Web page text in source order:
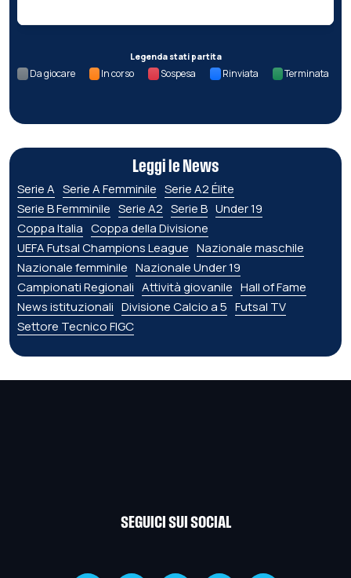
Legenda stati partita
Da giocare In corso Sospesa Rinviata Terminata
Leggi le News
Serie A Serie A Femminile Serie A2 Élite
Serie B Femminile Serie A2 Serie B Under 19
Coppa Italia Coppa della Divisione
UEFA Futsal Champions League Nazionale maschile
Nazionale femminile Nazionale Under 19
Campionati Regionali Attività giovanile Hall of Fame
News istituzionali Divisione Calcio a 5 Futsal TV
Settore Tecnico FIGC
SEGUICI SUI SOCIAL